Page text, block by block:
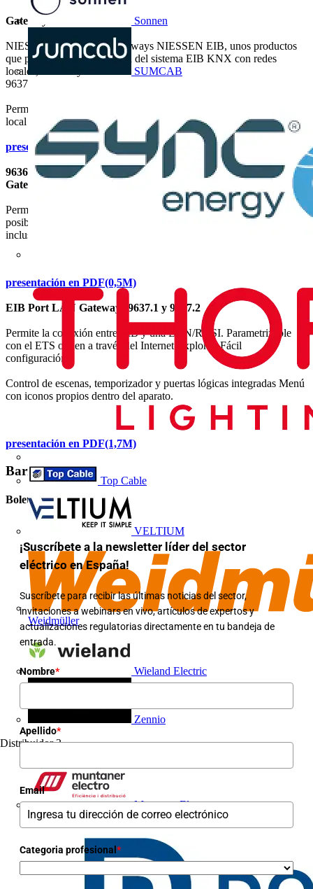
Sonnen
SUMCAB
Top Cable
VELTIUM
Weidmüller
Wieland Electric
Zennio
Distribuidor 3
Muntaner Electro
Gateways NIESSEN EIB
NIESSEN presenta los Gateways NIESSEN EIB, unos productos
que permiten la conectividad del sistema EIB KNX con redes
locales, internet y telefonía.
9637.3 (IG/S 1.1): EIB LAN IP-Gateway
Permite la conectividad con aparatos EIB KNX a través de una red
local LAN .
presentación en PDF(0,5M)
9636.1; 9636.2 y 9636.3 (IN/S 3.1; IN/S 4.1 y VM/S 1.1):Internet
Gateway EIB Analógico/Digital y Módulo de Vídeo
Permite el acceso a través de internet a tu instalación EIB,
posibilitando el control remoto de la instalación EIB, supervisión e
incluso puede enviar emails, video o mensajes SMS.
presentación en PDF(0,5M)
EIB Port LAN Gateways 9637.1 y 9637.2
Permite la conexión entre EIB y una LAN/RDSI. Parametrizable
con el ETS o bien a través del Internet Explorer. Fácil
configuración.
Control de escenas, temporizador y puertas lógicas integradas Menú
con iconos propios dentro del aparato.
presentación en PDF(1,7M)
Barra lateral
Boletín informativo
¡Suscríbete a la newsletter líder del sector
eléctrico en España!
Suscríbete para recibir las últimas noticias del sector,
invitaciones a webinars en vivo, artículos de expertos y
actualizaciones regulatorias directamente en tu bandeja de
entrada.
Nombre*
Apellido*
Email*
Categoria profesional *